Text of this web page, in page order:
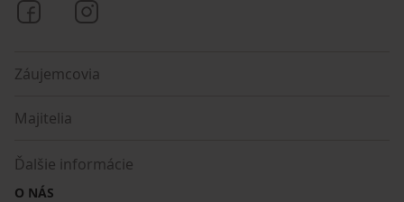
Bezrealitky na Facebooku
Záujemcovia
Majitelia
Ďalšie informácie
O NÁS